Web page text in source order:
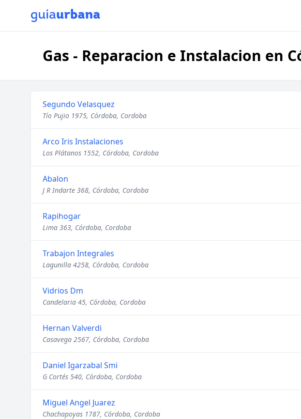
Gas - Reparacion e Instalacion en
Segundo Velasquez
Tío Pujio 1975, Córdoba, Cordoba
Arco Iris Instalaciones
Los Plátanos 1552, Córdoba, Cordoba
Abalon
J R Indarte 368, Córdoba, Cordoba
Rapihogar
Lima 363, Córdoba, Cordoba
Trabajon Integrales
Lagunilla 4258, Córdoba, Cordoba
Vidrios Dm
Candelaria 45, Córdoba, Cordoba
Hernan Valverdi
Casavega 2567, Córdoba, Cordoba
Daniel Igarzabal Smi
G Cortés 540, Córdoba, Cordoba
Miguel Angel Juarez
Chachapoyas 1787, Córdoba, Cordoba